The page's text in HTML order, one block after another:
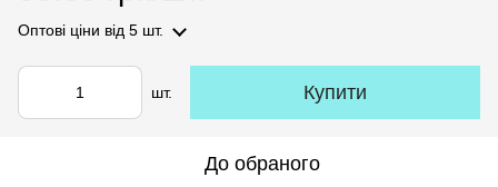
Оптові ціни від 5 шт.
шт. Купити
До обраного